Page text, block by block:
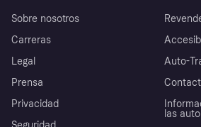
Sobre nosotros
Carreras
Legal
Prensa
Privacidad
Auto-
las